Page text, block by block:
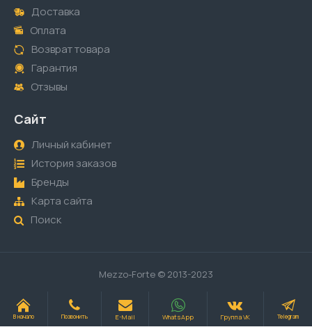
Доставка
Оплата
Возврат товара
Гарантия
Отзывы
Сайт
Личный кабинет
История заказов
Бренды
Карта сайта
Поиск
Mezzo-Forte © 2013-2023
В начало Позвонить E-Mail WhatsApp Группа VK Telegram